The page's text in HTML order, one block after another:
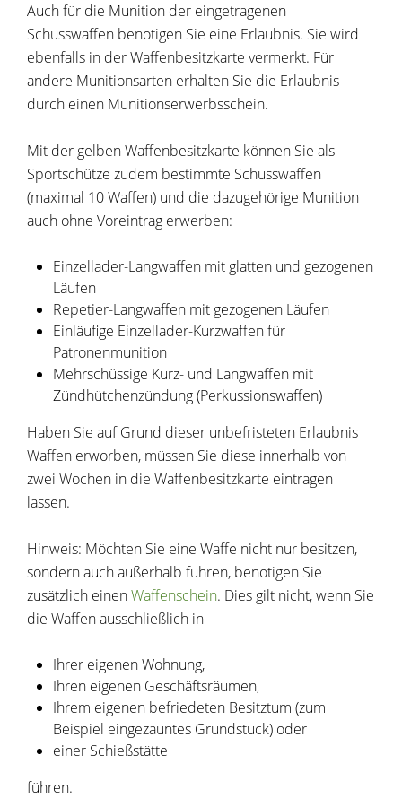
Auch für die Munition der eingetragenen
Schusswaffen benötigen Sie eine Erlaubnis. Sie wird
ebenfalls in der Waffenbesitzkarte vermerkt. Für
andere Munitionsarten erhalten Sie die Erlaubnis
durch einen Munitionserwerbsschein.
Mit der gelben Waffenbesitzkarte können Sie als
Sportschütze zudem bestimmte Schusswaffen
(maximal 10 Waffen) und die dazugehörige Munition
auch ohne Voreintrag erwerben:
Einzellader-Langwaffen mit glatten und gezogenen
Läufen
Repetier-Langwaffen mit gezogenen Läufen
Einläufige Einzellader-Kurzwaffen für
Patronenmunition
Mehrschüssige Kurz- und Langwaffen mit
Zündhütchenzündung (Perkussionswaffen)
Haben Sie auf Grund dieser unbefristeten Erlaubnis
Waffen erworben, müssen Sie diese innerhalb von
zwei Wochen in die Waffenbesitzkarte eintragen
lassen.
Hinweis: Möchten Sie eine Waffe nicht nur besitzen,
sondern auch außerhalb führen, benötigen Sie
zusätzlich einenWaffenschein. Dies gilt nicht, wenn Sie
die Waffen ausschließlich in
Ihrer eigenen Wohnung,
Ihren eigenen Geschäftsräumen,
Ihrem eigenen befriedeten Besitztum (zum
Beispiel eingezäuntes Grundstück) oder
einer Schießstätte
führen.